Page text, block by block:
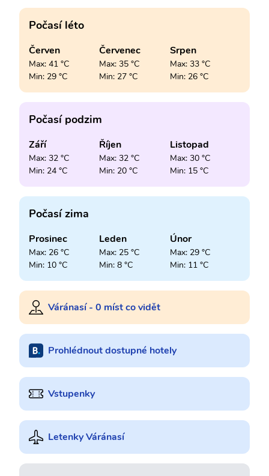
Počasí léto
Červen
Max: 41 °C
Min: 29 °C
Červenec
Max: 35 °C
Min: 27 °C
Srpen
Max: 33 °C
Min: 26 °C
Počasí podzim
Září
Max: 32 °C
Min: 24 °C
Říjen
Max: 32 °C
Min: 20 °C
Listopad
Max: 30 °C
Min: 15 °C
Počasí zima
Prosinec
Max: 26 °C
Min: 10 °C
Leden
Max: 25 °C
Min: 8 °C
Únor
Max: 29 °C
Min: 11 °C
Váránasí - 0 míst co vidět
Prohlédnout dostupné hotely
Vstupenky
Letenky Váránasí